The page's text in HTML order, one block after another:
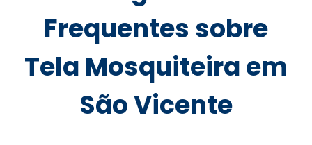
Frequentes sobre
Tela Mosquiteira em
São Vicente